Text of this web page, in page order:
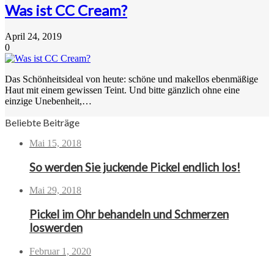
Was ist CC Cream?
April 24, 2019
0
Das Schönheitsideal von heute: schöne und makellos ebenmäßige
Haut mit einem gewissen Teint. Und bitte gänzlich ohne eine
einzige Unebenheit,…
Beliebte Beiträge
Mai 15, 2018
So werden Sie juckende Pickel endlich los!
Mai 29, 2018
Pickel im Ohr behandeln und Schmerzen
loswerden
Februar 1, 2020